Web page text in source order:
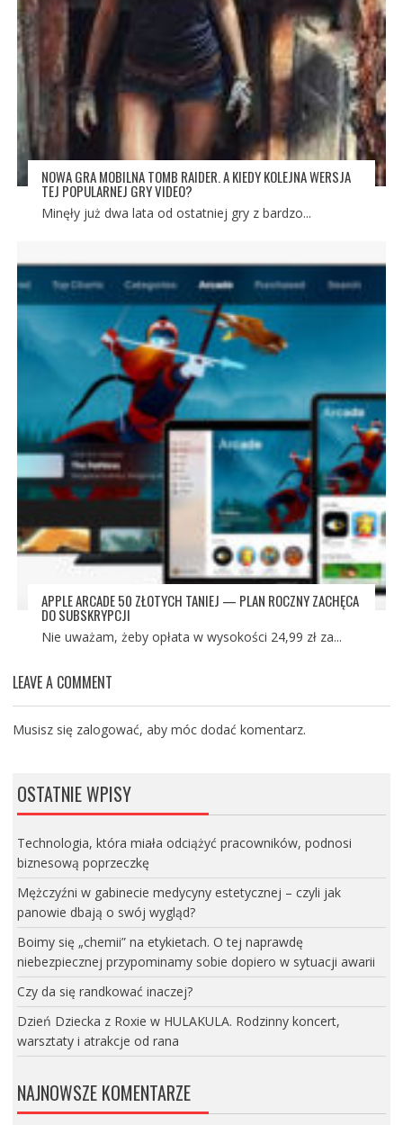
NOWA GRA MOBILNA TOMB RAIDER. A KIEDY KOLEJNA WERSJA
TEJ POPULARNEJ GRY VIDEO?
Minęły już dwa lata od ostatniej gry z bardzo...
APPLE ARCADE 50 ZŁOTYCH TANIEJ — PLAN ROCZNY ZACHĘCA
DO SUBSKRYPCJI
Nie uważam, żeby opłata w wysokości 24,99 zł za...
LEAVE A COMMENT
Musisz się zalogować, aby móc dodać komentarz.
OSTATNIE WPISY
Technologia, która miała odciążyć pracowników, podnosi
biznesową poprzeczkę
Mężczyźni w gabinecie medycyny estetycznej – czyli jak
panowie dbają o swój wygląd?
Boimy się „chemii” na etykietach. O tej naprawdę
niebezpiecznej przypominamy sobie dopiero w sytuacji awarii
Czy da się randkować inaczej?
Dzień Dziecka z Roxie w HULAKULA. Rodzinny koncert,
warsztaty i atrakcje od rana
NAJNOWSZE KOMENTARZE